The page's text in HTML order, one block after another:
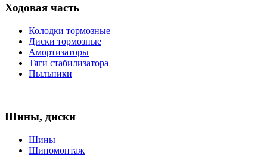
Ходовая часть
Колодки тормозные
Диски тормозные
Амортизаторы
Тяги стабилизатора
Пыльники
Шины, диски
Шины
Шиномонтаж